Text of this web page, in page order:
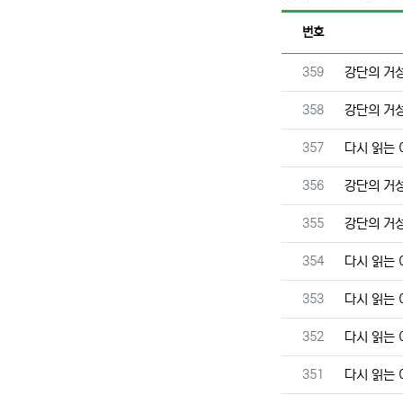
번호
번호
359 강단의 거
번호
358 강단의 거
번호
357 다시 읽는
번호
356 강단의 거
번호
355 강단의 거
번호
354 다시 읽는
번호
353 다시 읽는
번호
352 다시 읽는
번호
351 다시 읽는